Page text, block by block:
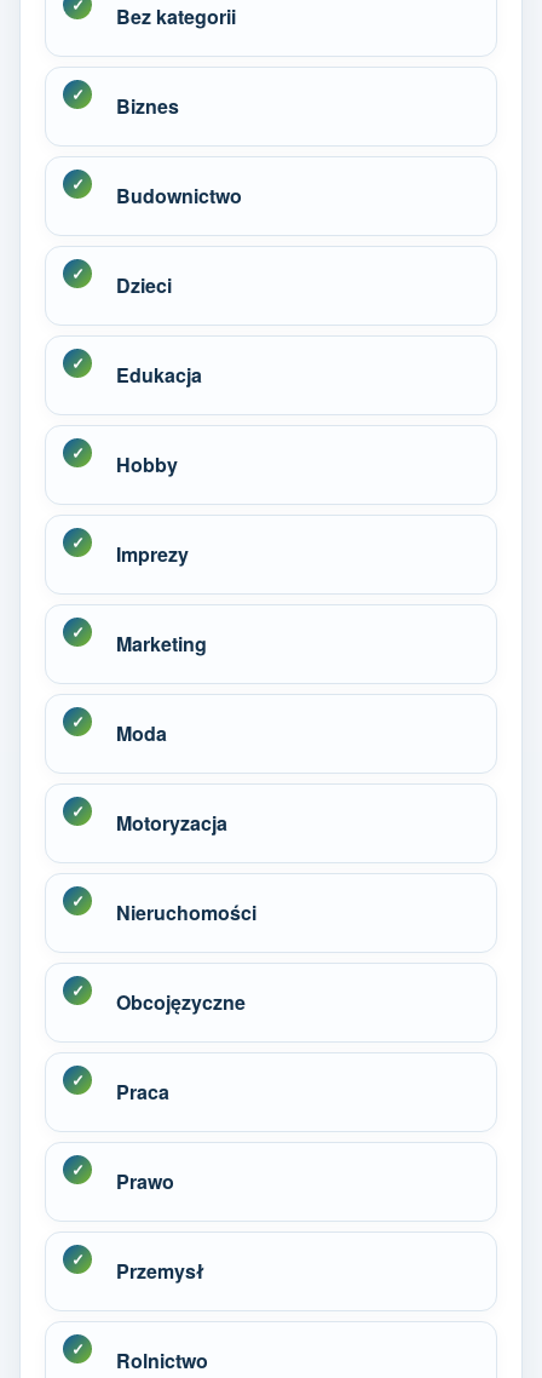
Bez kategorii
Biznes
Budownictwo
Dzieci
Edukacja
Hobby
Imprezy
Marketing
Moda
Motoryzacja
Nieruchomości
Obcojęzyczne
Praca
Prawo
Przemysł
Rolnictwo